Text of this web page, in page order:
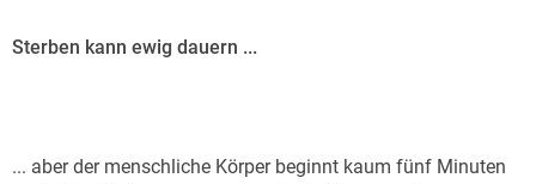
Sterben kann ewig dauern ...
... aber der menschliche Körper beginnt kaum fünf Minuten